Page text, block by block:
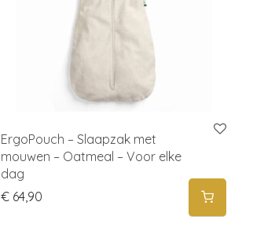
ErgoPouch – Slaapzak met
mouwen – Oatmeal – Voor elke
dag
€ 64,90